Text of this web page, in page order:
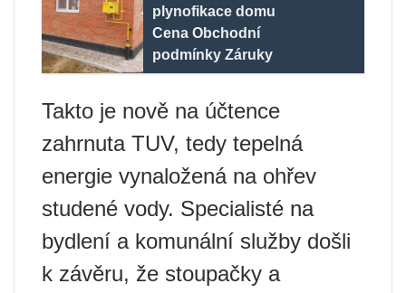
plynofikace domu
Cena Obchodní
podmínky Záruky
Takto je nově na účtence
zahrnuta TUV, tedy tepelná
energie vynaložená na ohřev
studené vody. Specialisté na
bydlení a komunální služby došli
k závěru, že stoupačky a